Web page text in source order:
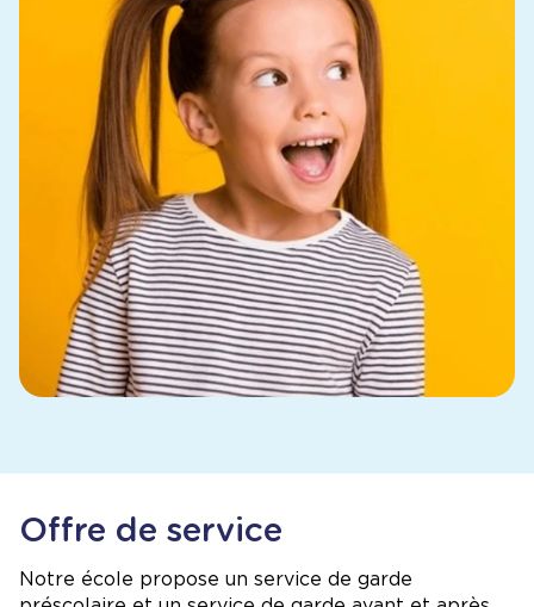
Offre de service
Notre école propose un service de garde